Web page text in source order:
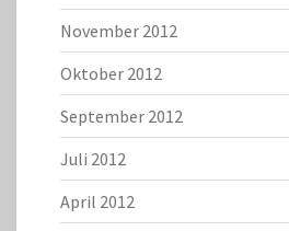
November 2012
Oktober 2012
September 2012
Juli 2012
April 2012